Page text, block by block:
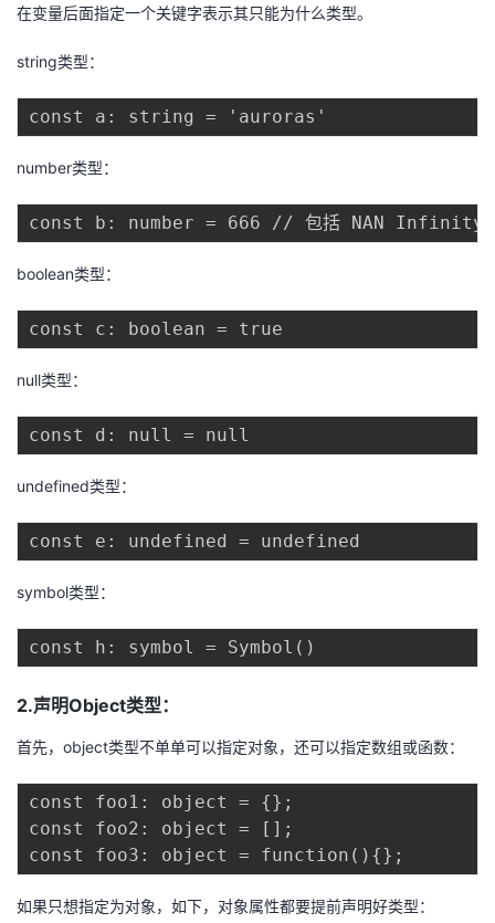
博
客
的
论
坛
我
的
圈
子
我
的
直
播
我
的
活
动
我
的
关
注
我
的
开
发
者
学
堂
我
的
课
我
的
我
验
收
我
的
Programs
我
的
支
持
我
的
技
术
支
持
我
的
云
声
建
议
在变量后面指定一个关键字表示其只能为什么类型。
string类型：
number类型：
boolean类型：
null类型：
undefined类型：
symbol类型：
2.声明Object类型：
首先，object类型不单单可以指定对象，还可以指定数组或函数：
const foo1: object = {};
const foo2: object = [];
如果只想指定为对象，如下，对象属性都要提前声明好类型：